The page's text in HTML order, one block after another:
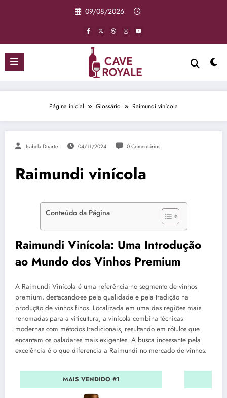
09/08/2026
Página inicial Glossário Raimundi vinícola
Isabela Duarte 04/11/2024 0 Comentários
Raimundi vinícola
Conteúdo da Página
Raimundi Vinícola: Uma Introdução
ao Mundo dos Vinhos Premium
A Raimundi Vinícola é uma referência no segmento de vinhos
premium, destacando-se pela qualidade e pela tradição na
produção de vinhos finos. Localizada em uma das regiões mais
renomadas para a viticultura, a vinícola combina técnicas
modernas com métodos tradicionais, resultando em rótulos que
encantam os paladares mais exigentes. A busca incessante pela
excelência é o que diferencia a Raimundi no mercado de vinhos.
MAIS VENDIDO #1